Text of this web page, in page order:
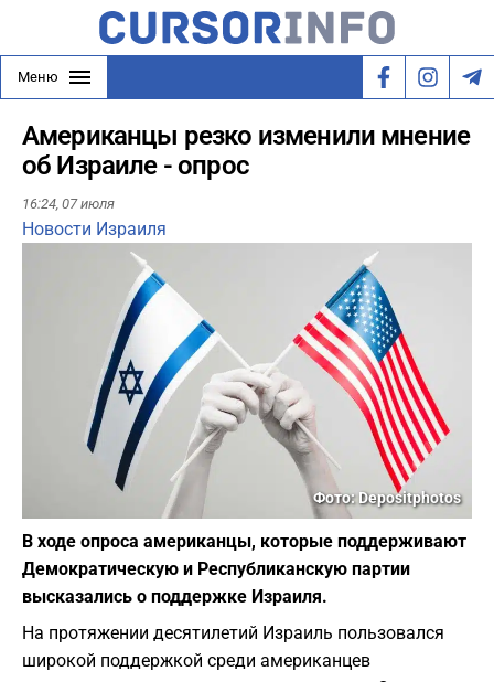
Меню
Американцы резко изменили мнение
об Израиле - опрос
16:24, 07 июля
Новости Израиля
Фото: Depositphotos
В ходе опроса американцы, которые поддерживают
Демократическую и Республиканскую партии
высказались о поддержке Израиля.
На протяжении десятилетий Израиль пользовался
широкой поддержкой среди американцев